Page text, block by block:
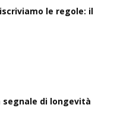
le regole: il
di longevità